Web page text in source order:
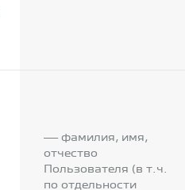
— фамилия, имя,
отчество
Пользователя (в т.ч.
по отдельности